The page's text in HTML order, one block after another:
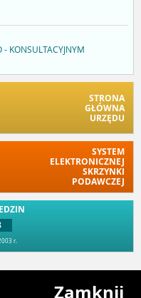
- KONSULTACYJNYM
STRONA
GŁÓWNA
URZĘDU
SYSTEM
ELEKTRONICZNEJ
SKRZYNKI
PODAWCZEJ
r.
Zamknij